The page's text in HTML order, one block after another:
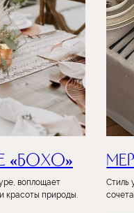
«Бохо»
воплощает
красоты природы.
Стиль